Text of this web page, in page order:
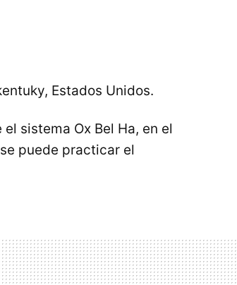
Estados Unidos.
sistema Ox Bel Ha, en el
puede practicar el